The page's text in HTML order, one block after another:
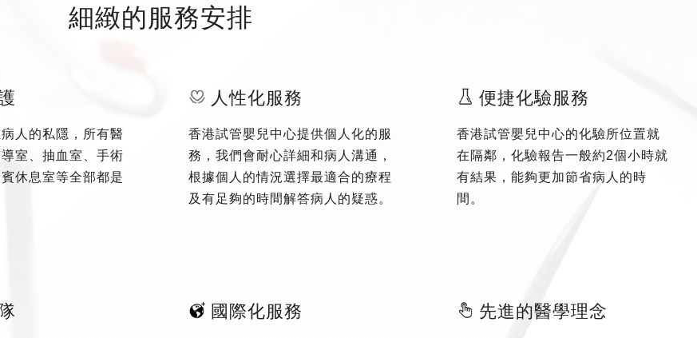
細緻的服務安排
人的私隱，所有醫
室、抽血室、手術
休息室等全部都是
人性化服務
香港試管嬰兒中心提供個人化的服
務，我們會耐心詳細和病人溝通，
根據個人的情況選擇最適合的療程
及有足夠的時間解答病人的疑惑。
便捷化驗服務
香港試管嬰兒中心的化驗所位置就
在隔鄰，化驗報告一般約2個小時就
有結果，能夠更加節省病人的時
間。
國際化服務 先進的醫學理念